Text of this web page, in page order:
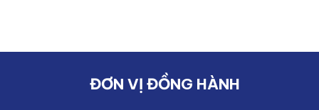
ĐƠN VỊ ĐỒNG HÀNH